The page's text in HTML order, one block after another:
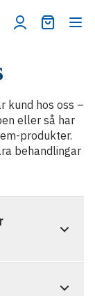
kund hos oss –
eller så har
produkter.
behandlingar